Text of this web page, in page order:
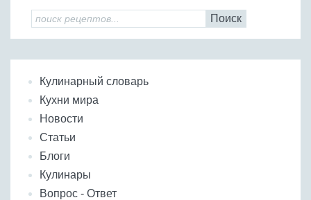
Поиск
Кулинарный словарь
Кухни мира
Новости
Статьи
Блоги
Кулинары
Вопрос - Ответ